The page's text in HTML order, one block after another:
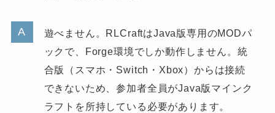
遊べません。RLCraftはJava版専用のMODパ
ックで、Forge環境でしか動作しません。統
合版（スマホ・Switch・Xbox）からは接続
できないため、参加者全員がJava版マインク
ラフトを所持している必要があります。